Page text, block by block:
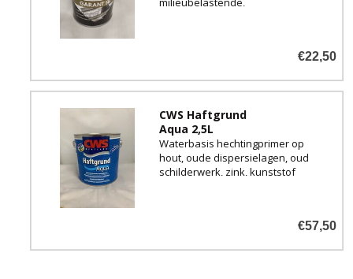
16-17m2 per liter
€22,50
CWS Haftgrund
Aqua 2,5L
Waterbasis hechtingprimer op
hout, oude dispersielagen, oud
schilderwerk, zink, kunststof
Overschilderbaar met acryl- of€57,50